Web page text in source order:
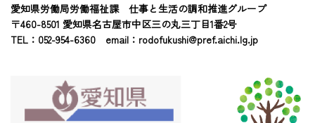
愛知県労働局労働福祉課 仕事と生活の調和推進グループ
〒460-8501 愛知県名古屋市中区三の丸三丁目1番2号
TEL：052-954-6360 email： rodofukushi@pref.aichi.lg.jp